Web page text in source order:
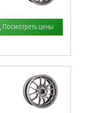
Посмотреть цены